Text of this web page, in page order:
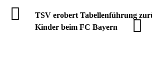
TSV erobert Tabellenführung
Kinder beim FC Bayern